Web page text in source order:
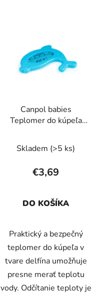
Canpol babies
Teplomer do kúpeľa
Skladem (>5 ks)
€3,69
DO KOŠÍKA
Praktický a bezpečný
teplomer do kúpeľa v
tvare delfína umožňuje
presne merať teplotu
vody. Odčítanie teploty je